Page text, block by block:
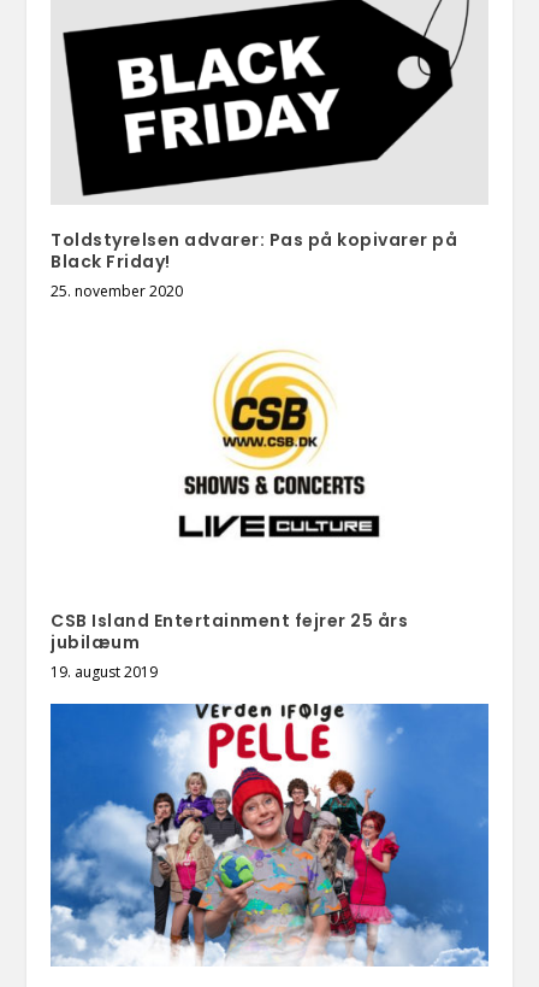
Toldstyrelsen advarer: Pas på kopivarer på
Black Friday!
25. november 2020
CSB Island Entertainment fejrer 25 års
jubilæum
19. august 2019